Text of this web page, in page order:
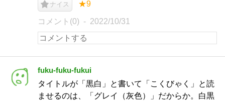
ナイス ★9
コメント(0) 2022/10/31
fuku-fuku-fukui
タイトルが「黒白」と書いて「こくびゃく」と読
ませるのは、「グレイ（灰色）」だからか。白黒